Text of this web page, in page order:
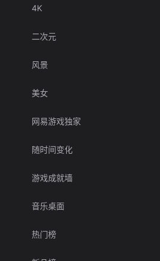
4K
二次元
风景
美女
网易游戏独家
随时间变化
游戏成就墙
音乐桌面
热门榜